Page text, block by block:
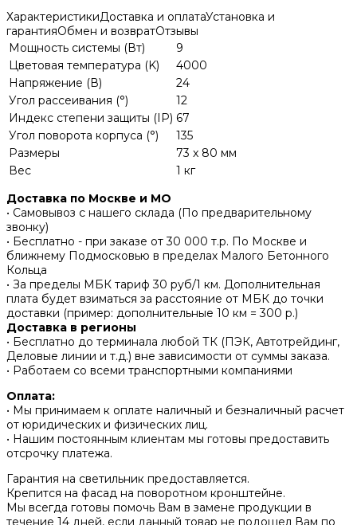
ХарактеристикиДоставка и оплатаУстановка и
гарантияОбмен и возвратОтзывы
Мощность системы (Вт)
9
Цветовая температура (K)
4000
Напряжение (В)
24
Угол рассеивания (°)
12
Индекс степени защиты (IP) 67
Угол поворота корпуса (°)
135
Размеры
73 x 80 мм
Вес
1 кг
Доставка по Москве и МО
• Самовывоз с нашего склада (По предварительному
звонку)
• Бесплатно - при заказе от 30 000 т.р. По Москве и
ближнему Подмосковью в пределах Малого Бетонного
Кольца
• За пределы МБК тариф 30 руб/1 км. Дополнительная
плата будет взиматься за расстояние от МБК до точки
доставки (пример: дополнительные 10 км = 300 р.)
Доставка в регионы
• Бесплатно до терминала любой ТК (ПЭК, Автотрейдинг,
Деловые линии и т.д.) вне зависимости от суммы заказа.
• Работаем со всеми транспортными компаниями
Оплата:
• Мы принимаем к оплате наличный и безналичный расчет
от юридических и физических лиц.
• Нашим постоянным клиентам мы готовы предоставить
отсрочку платежа.
Гарантия на светильник предоставляется.
Крепится на фасад на поворотном кронштейне.
Мы всегда готовы помочь Вам в замене продукции в
течение 14 дней, если данный товар не подошел Вам по